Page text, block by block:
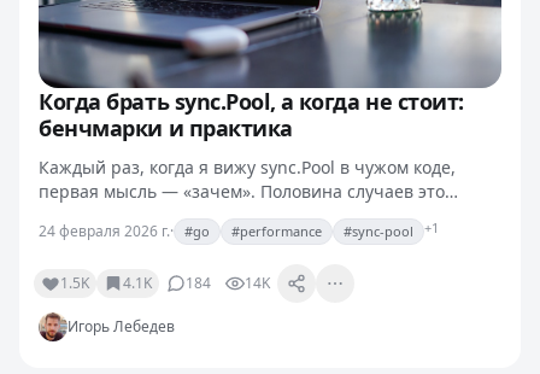
Когда брать sync.Pool, а когда не стоит:
бенчмарки и практика
Каждый раз, когда я вижу sync.Pool в чужом коде,
первая мысль — «зачем». Половина случаев это
«вычитал в блогпосте, что pool ускоряет», и в
реальности он либо не помогает, либо мешает.
24 февраля 2026 г.· #go #performance #sync-pool +1
1.5K 4.1K 184 14K
Игорь Лебедев